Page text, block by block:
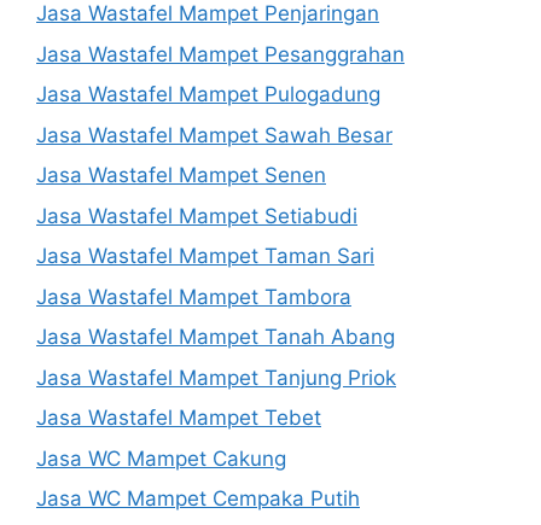
Jasa Wastafel Mampet Penjaringan
Jasa Wastafel Mampet Pesanggrahan
Jasa Wastafel Mampet Pulogadung
Jasa Wastafel Mampet Sawah Besar
Jasa Wastafel Mampet Senen
Jasa Wastafel Mampet Setiabudi
Jasa Wastafel Mampet Taman Sari
Jasa Wastafel Mampet Tambora
Jasa Wastafel Mampet Tanah Abang
Jasa Wastafel Mampet Tanjung Priok
Jasa Wastafel Mampet Tebet
Jasa WC Mampet Cakung
Jasa WC Mampet Cempaka Putih